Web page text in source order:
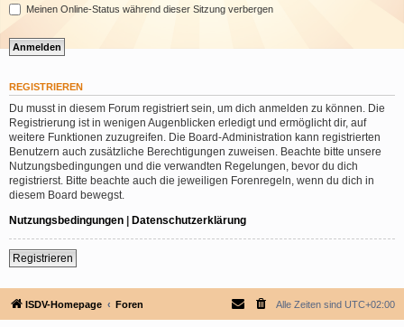
Meinen Online-Status während dieser Sitzung verbergen
REGISTRIEREN
Du musst in diesem Forum registriert sein, um dich anmelden zu können. Die
Registrierung ist in wenigen Augenblicken erledigt und ermöglicht dir, auf
weitere Funktionen zuzugreifen. Die Board-Administration kann registrierten
Benutzern auch zusätzliche Berechtigungen zuweisen. Beachte bitte unsere
Nutzungsbedingungen und die verwandten Regelungen, bevor du dich
registrierst. Bitte beachte auch die jeweiligen Forenregeln, wenn du dich in
diesem Board bewegst.
Nutzungsbedingungen | Datenschutzerklärung
Registrieren
ISDV-Homepage Foren Alle Zeiten sind UTC+02:00